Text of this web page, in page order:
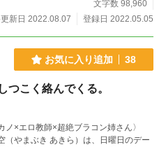
文字数 98,960
新日 2022.08.07
登録日 2022.05.05
お気に入り追加 38
つこく絡んでくる。
ノ×エロ教師×超絶ブラコン姉さん〉
）は、日曜日のデー